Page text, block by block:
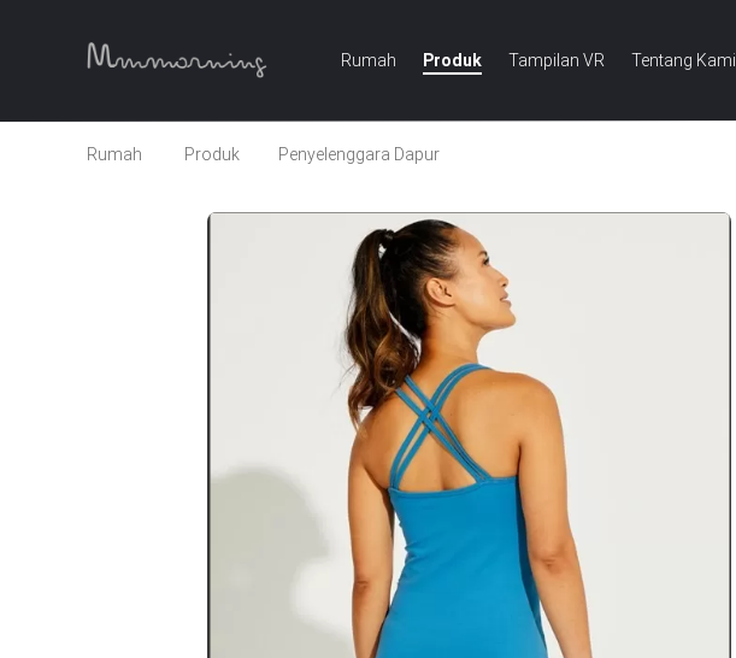
Rumah Produk Tampilan VR Tentang Kami
Rumah Produk Penyelenggara Dapur